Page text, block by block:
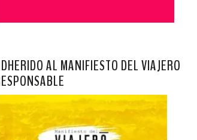
AL MANIFIESTO DEL VIAJERO